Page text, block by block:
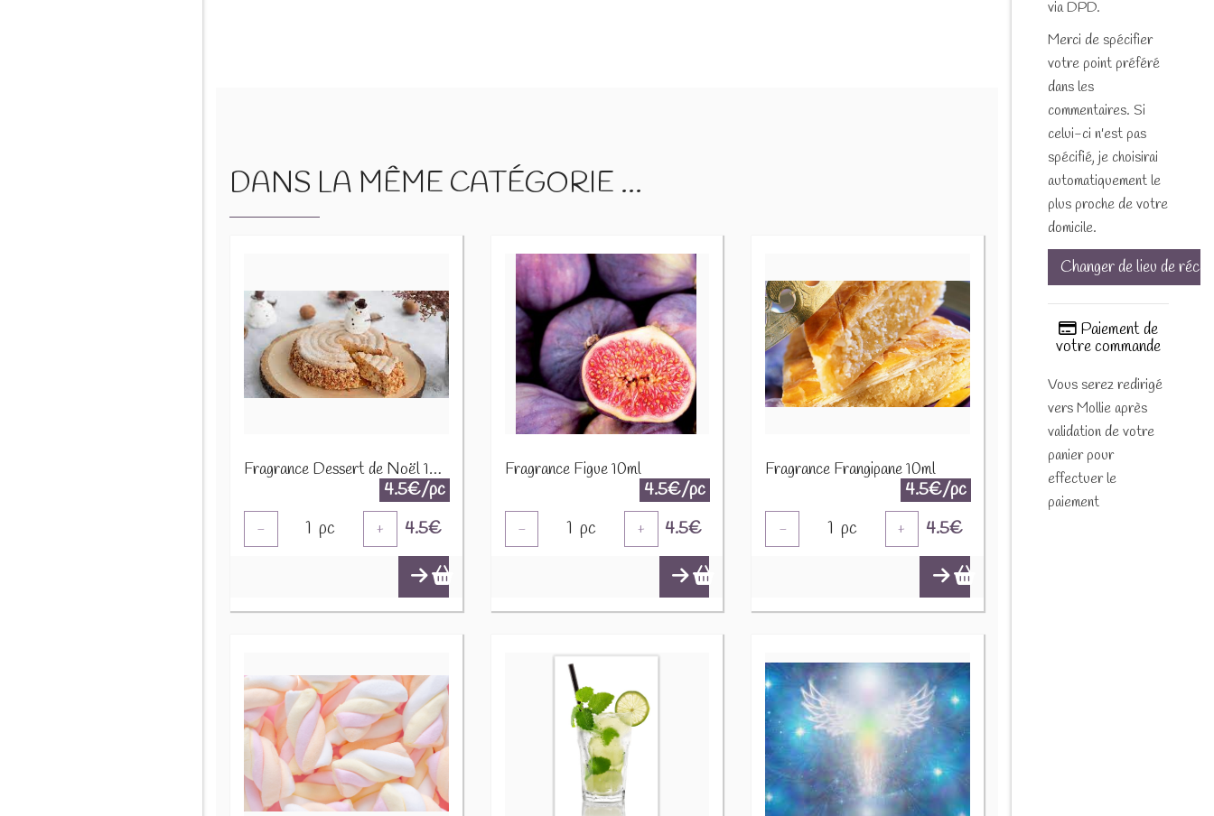
DANS LA MÊME CATÉGORIE ...
Fragrance Dessert de Noël 10ml
4.5€/pc
- 1 pc + 4.5€
Fragrance Figue 10ml
4.5€/pc
- 1 pc + 4.5€
Fragrance Frangipane 10ml
4.5€/pc
- 1 pc + 4.5€
via DPD.
Merci de spécifier
votre point préféré
dans les
commentaires. Si
celui-ci n'est pas
spécifié, je choisirai
automatiquement le
plus proche de votre
domicile.
Changer de lieu de
Paiement de
votre commande
Vous serez redirigé
vers Mollie après
validation de votre
panier pour
effectuer le
paiement